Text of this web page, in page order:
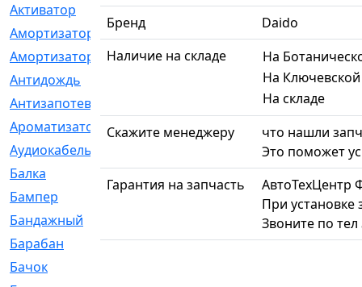
Активатор
[1]
Амортизатор
[608]
Амортизаторы
[21]
Антидождь
Антизапотеватель
Ароматизатор
[35]
Аудиокабель
Балка
[58]
Бампер
Бандажный
Барабан
[5]
Бачок
Бренд
Daido
Наличие на складе
На
На Ключевской
На складе
Скажите менеджеру
что нашли
Это поможет
Гарантия на запчасть
АвтоТехЦентр
При установке
Звоните по тел